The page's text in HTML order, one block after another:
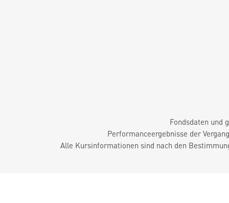
Fondsdaten und
Performanceergebnisse der
Alle Kursinformationen sind nach den